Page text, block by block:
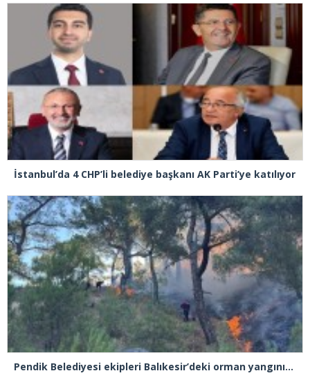
İstanbul’da 4 CHP’li belediye başkanı AK Parti’ye katılıyor
Pendik Belediyesi ekipleri Balıkesir’deki orman yangınına müdahale ediyor